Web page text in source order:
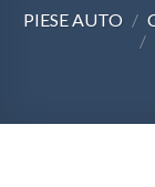
PIESE AUTO /
/